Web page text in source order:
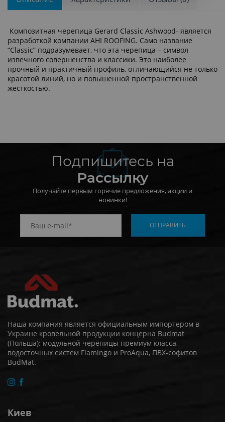
Композитная черепица Gerard Classic Ashwood- является
разработкой компании AHI ROOFING. Само название
“Classic” подразумевает, что эта черепица – символ
извечного совершенства и классики. Это наиболее
прочный и практичный профиль, отличающийся не только
красотой линий, но и повышенной пространственной
жесткостью.
Подпишитесь на
Рассылку
Получайте первым горячие предложения, акции и
новинки!
Наша компания является официальным импортером в
Украине кровельной продукции концерна Budmat
(Польша): модульной черепицы премиум класса,
водосточных систем Flamingo и ProAqua, ПВХ-софитов
BudMat.
Киев